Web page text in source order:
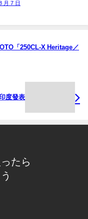
月 7 日
「250CL-X Heritage／
度發表
たら